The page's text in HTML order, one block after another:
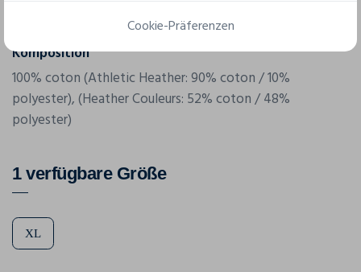
Komposition
100% coton (Athletic Heather: 90% coton / 10%
polyester), (Heather Couleurs: 52% coton / 48%
polyester)
1 verfügbare Größe
XL
Cookie-Präferenzen